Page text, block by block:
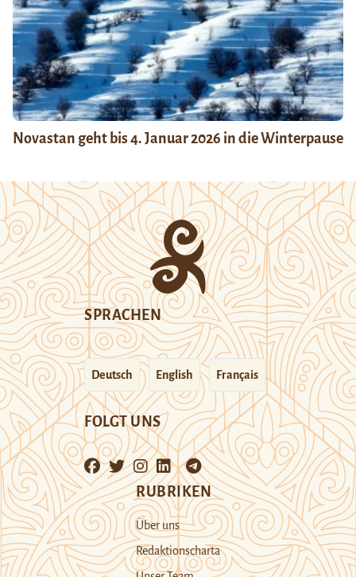
Novastan geht bis 4. Januar 2026 in die Winterpause
SPRACHEN
Deutsch English Français
FOLGT UNS
RUBRIKEN
Über uns
Redaktionscharta